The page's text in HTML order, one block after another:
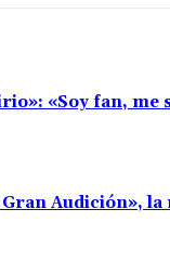
«Soy fan,
Audición», la